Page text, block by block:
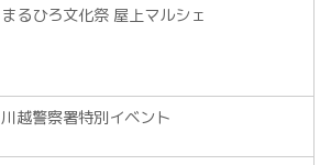
まるひろ文化祭 屋上マルシェ
川越警察署特別イベント